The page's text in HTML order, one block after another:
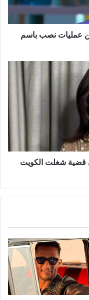
عمليات نصب باسم
قضية شغلت الكويت